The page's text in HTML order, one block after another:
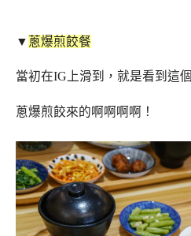
▼ 蔥爆煎餃餐
當初在IG上滑到，就是看到這個
蔥爆煎餃來的啊啊啊啊！